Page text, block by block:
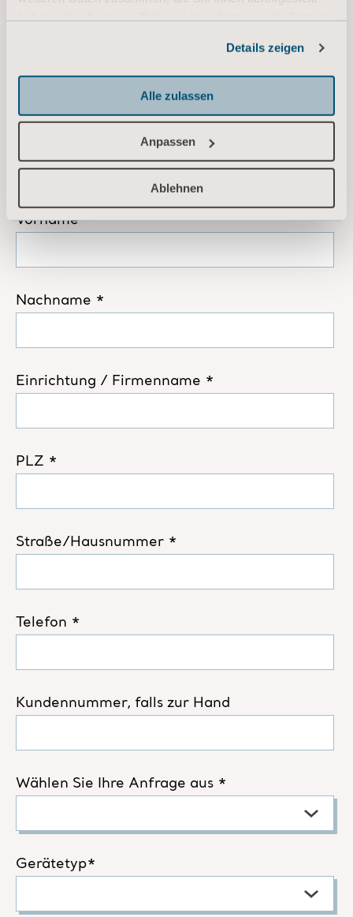
Details zeigen
Alle zulassen
Anpassen
Ablehnen